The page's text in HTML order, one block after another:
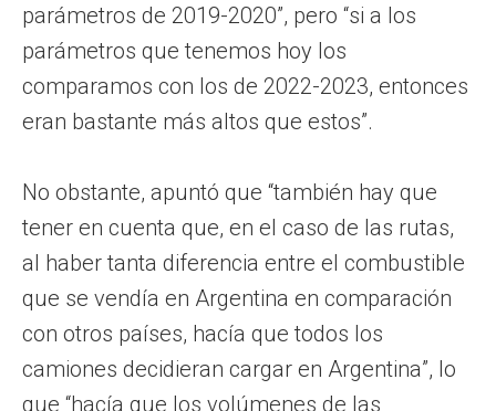
parámetros de 2019-2020”, pero “si a los
parámetros que tenemos hoy los
comparamos con los de 2022-2023, entonces
eran bastante más altos que estos”.
No obstante, apuntó que “también hay que
tener en cuenta que, en el caso de las rutas,
al haber tanta diferencia entre el combustible
que se vendía en Argentina en comparación
con otros países, hacía que todos los
camiones decidieran cargar en Argentina”, lo
que “hacía que los volúmenes de las